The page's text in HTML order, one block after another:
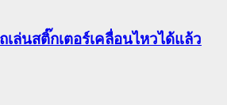
ล่นสติ๊กเตอร์เคลื่อนไหวได้แล้ว